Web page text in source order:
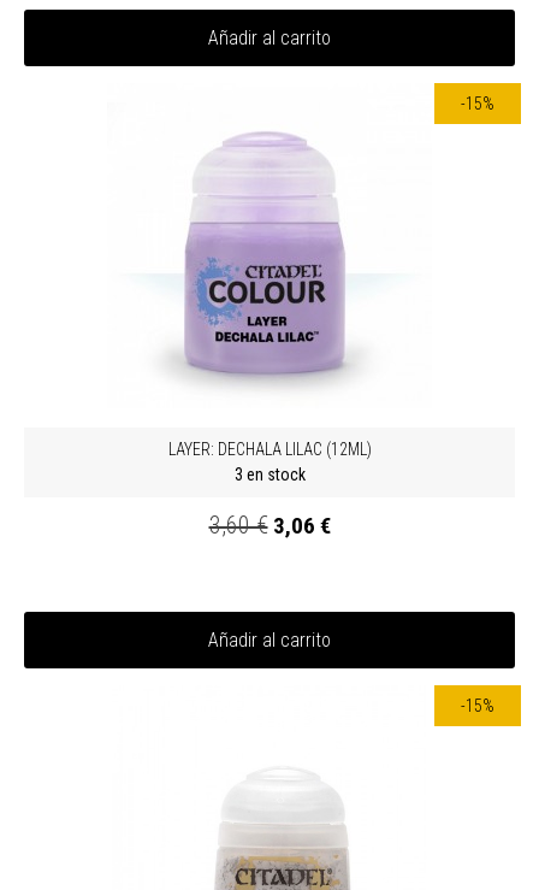
Añadir al carrito
-15%
LAYER: DECHALA LILAC (12ML)
3 en stock
3,60 € 3,06 €
Añadir al carrito
-15%